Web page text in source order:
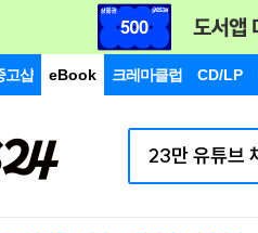
고샵 eBook 크레마클럽 CD/LP